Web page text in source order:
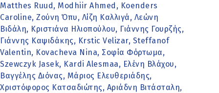
Matthes Ruud, Modhiir Ahmed, Koenders
Caroline, Ζούνη Όπυ, Λίζη Καλλιγά, Λεώνη
Βιδάλη, Κριστιάνα Ηλιοπούλου, Γιάννης Γουρζής,
Γιάννης Καψιδάκης, Krstic Velizar, Steffanof
Valentin, Kovacheva Nina, Σοφία Φόρτωμα,
Szewczyk Jasek, Kardi Alesmaa, Ελένη Βλάχου,
Βαγγέλης Διόνας, Μάριος Ελευθεριάδης,
Χριστόφορος Κατσαδιώτης, Αριάδνη Βιτάσταλη,